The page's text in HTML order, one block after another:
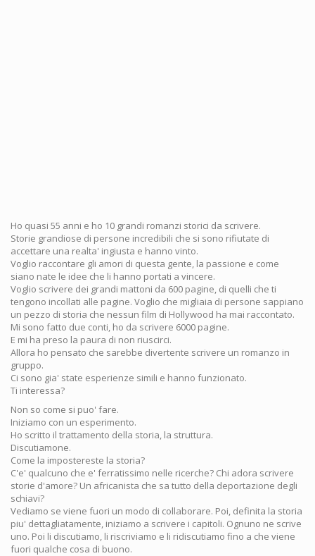
Ho quasi 55 anni e ho 10 grandi romanzi storici da scrivere.
Storie grandiose di persone incredibili che si sono rifiutate di
accettare una realta' ingiusta e hanno vinto.
Voglio raccontare gli amori di questa gente, la passione e come
siano nate le idee che li hanno portati a vincere.
Voglio scrivere dei grandi mattoni da 600 pagine, di quelli che ti
tengono incollati alle pagine. Voglio che migliaia di persone sappiano
un pezzo di storia che nessun film di Hollywood ha mai raccontato.
Mi sono fatto due conti, ho da scrivere 6000 pagine.
E mi ha preso la paura di non riuscirci.
Allora ho pensato che sarebbe divertente scrivere un romanzo in
gruppo.
Ci sono gia' state esperienze simili e hanno funzionato.
Ti interessa?
Non so come si puo' fare.
Iniziamo con un esperimento.
Ho scritto il trattamento della storia, la struttura.
Discutiamone.
Come la impostereste la storia?
C'e' qualcuno che e' ferratissimo nelle ricerche? Chi adora scrivere
storie d'amore? Un africanista che sa tutto della deportazione degli
schiavi?
Vediamo se viene fuori un modo di collaborare. Poi, definita la storia
piu' dettagliatamente, iniziamo a scrivere i capitoli. Ognuno ne scrive
uno. Poi li discutiamo, li riscriviamo e li ridiscutiamo fino a che viene
fuori qualche cosa di buono.